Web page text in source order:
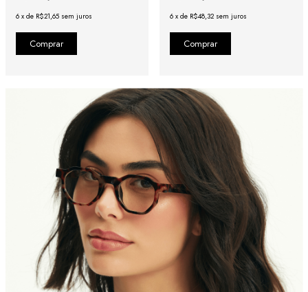
6 x de R$21,65 sem juros 6 x de R$48,32 sem juros